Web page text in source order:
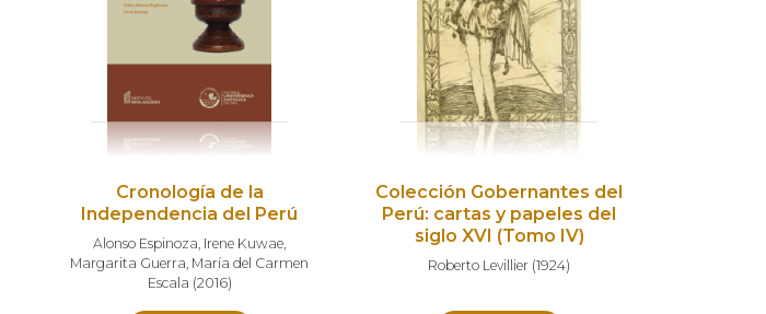
Cronología de la
Independencia del Perú
Alonso Espinoza, Irene Kuwae,
Margarita Guerra, María del Carmen
Escala (2016)
Colección Gobernantes del
Perú: cartas y papeles del
siglo XVI (Tomo IV)
Roberto Levillier (1924)